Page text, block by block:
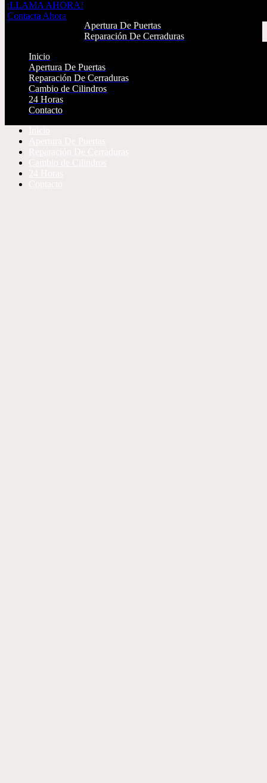
Apertura De Puertas
Reparación De Cerraduras
Contacto
¡LLAMA AHORA!
Contacta Ahora
¡LLAMA AHORA!
Contacta Ahora
Inicio
Apertura De Puertas
Reparación De Cerraduras
Cambio de Cilindros
24 Horas
Contacto